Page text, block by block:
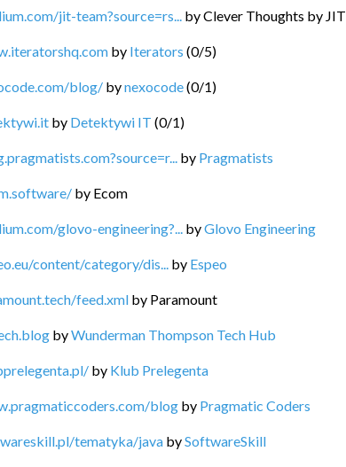
jit-team?source=rs... byClever Thoughts by JIT
by Iterators (0/5)
blog/ bynexocode(0/1)
by Detektywi IT (0/1)
by Pragmatists
by Ecom
glovo-engineering?... byGlovo Engineering
content/category/dis... by Espeo
feed.xml by Paramount
byWunderman Thompson Tech Hub
by Klub Prelegenta
blog by Pragmatic Coders
tematyka/java bySoftwareSkill